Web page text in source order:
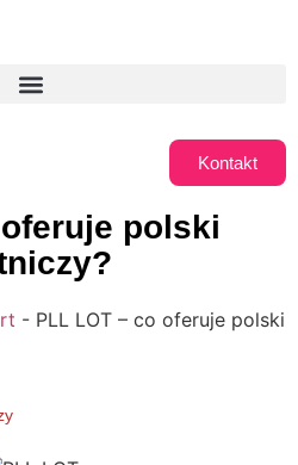
Kontakt
polski
- PLL LOT – co oferuje polski